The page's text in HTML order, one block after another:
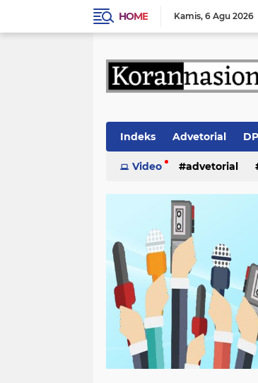
HOME Kamis 6 Agu 2026
Indeks Advetorial
Video advetorial